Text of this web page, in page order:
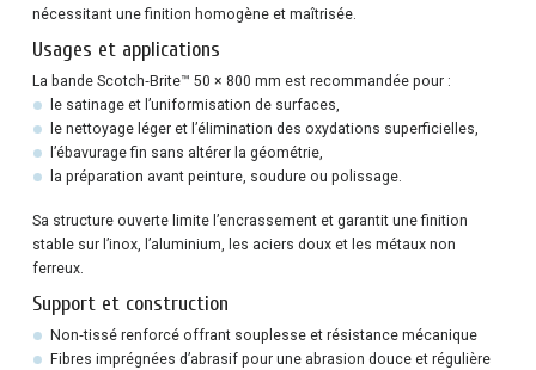
nécessitant une finition homogène et maîtrisée.
Usages et applications
La bande Scotch‑Brite™ 50 × 800 mm est recommandée pour :
le satinage et l’uniformisation de surfaces,
le nettoyage léger et l’élimination des oxydations superficielles,
l’ébavurage fin sans altérer la géométrie,
la préparation avant peinture, soudure ou polissage.
Sa structure ouverte limite l’encrassement et garantit une finition
stable sur l’inox, l’aluminium, les aciers doux et les métaux non
ferreux.
Support et construction
Non‑tissé renforcé offrant souplesse et résistance mécanique
Fibres imprégnées d’abrasif pour une abrasion douce et régulière